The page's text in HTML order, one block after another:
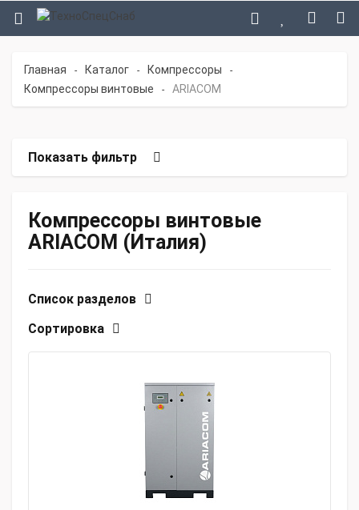
Главная - Каталог - Компрессоры -
Компрессоры винтовые - ARIACOM
Показать фильтр
Компрессоры винтовые
ARIACOM (Италия)
Список разделов
Сортировка